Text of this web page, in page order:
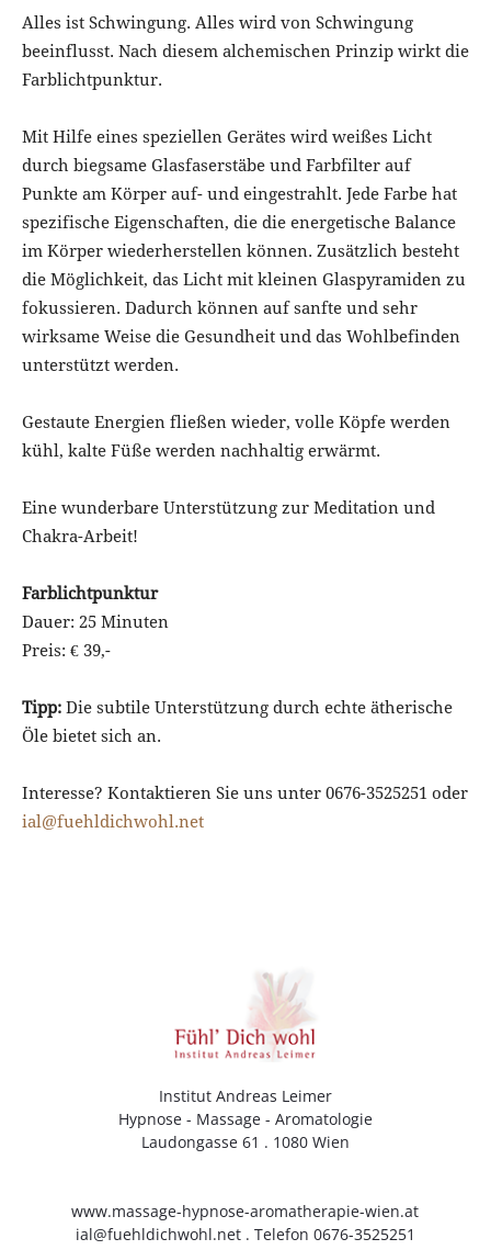
Alles ist Schwingung. Alles wird von Schwingung
beeinflusst. Nach diesem alchemischen Prinzip wirkt die
Farblichtpunktur.
Mit Hilfe eines speziellen Gerätes wird weißes Licht
durch biegsame Glasfaserstäbe und Farbfilter auf
Punkte am Körper auf- und eingestrahlt. Jede Farbe hat
spezifische Eigenschaften, die die energetische Balance
im Körper wiederherstellen können. Zusätzlich besteht
die Möglichkeit, das Licht mit kleinen Glaspyramiden zu
fokussieren. Dadurch können auf sanfte und sehr
wirksame Weise die Gesundheit und das Wohlbefinden
unterstützt werden.
Gestaute Energien fließen wieder, volle Köpfe werden
kühl, kalte Füße werden nachhaltig erwärmt.
Eine wunderbare Unterstützung zur Meditation und
Chakra-Arbeit!
Farblichtpunktur
Dauer: 25 Minuten
Preis: € 39,-
Tipp: Die subtile Unterstützung durch echte ätherische
Öle bietet sich an.
Interesse? Kontaktieren Sie uns unter 0676-3525251 oder
ial@fuehldichwohl.net
Institut Andreas Leimer
Hypnose - Massage - Aromatologie
Laudongasse 61 . 1080 Wien
www.massage-hypnose-aromatherapie-wien.at
ial@fuehldichwohl.net. Telefon 0676-3525251